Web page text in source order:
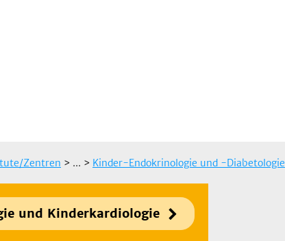
Zentren > ... > Kinder-Endokrinologie und -Diabetologie
und Kinderkardiologie